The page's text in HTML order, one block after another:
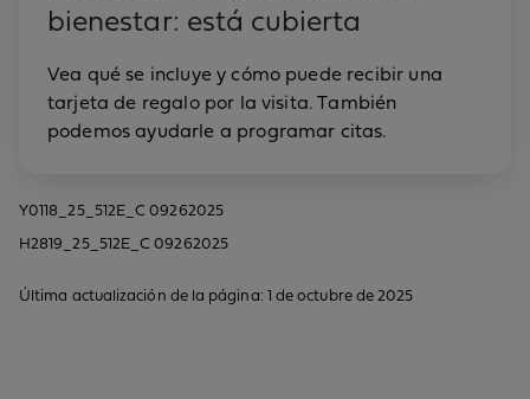
bienestar: está cubierta
Vea qué se incluye y cómo puede recibir una
tarjeta de regalo por la visita. También
podemos ayudarle a programar citas.
Y0118_25_512E_C 09262025
H2819_25_512E_C 09262025
Última actualización de la página: 1 de octubre de 2025